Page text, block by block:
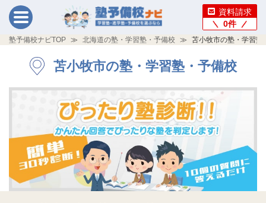
資料請求
0件
塾予備校ナビTOP 北海道の塾・学習塾・予備校 苫小牧市の塾・学習塾
苫小牧市の塾・学習塾・予備校